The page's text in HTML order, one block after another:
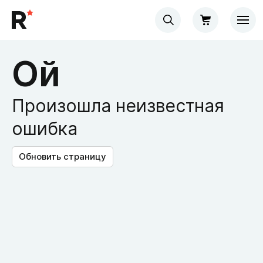
Ой
Произошла неизвестная
ошибка
Обновить страницу